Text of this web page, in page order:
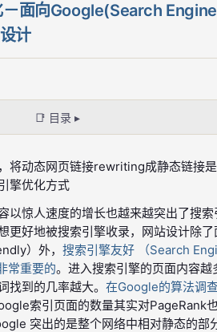
面向Google(Search Engine
计
📑 目录 ▸
将动态网页链接rewriting成静态链接
擎优化方式
以惊人速度的增长也越来越突出了搜索
更好地被搜索引擎收录，网站设计除了
）外， 搜索引擎友好 （Search
常重要的。进入搜索引擎的页面内容越
找到的几率越大。 在Google的算法调
索引页面的数量其实对PageRank
突出的是整个网络中相对静态的部